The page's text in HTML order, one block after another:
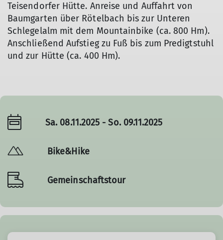
Teisendorfer Hütte. Anreise und Auffahrt von
Baumgarten über Rötelbach bis zur Unteren
Schlegelalm mit dem Mountainbike (ca. 800 Hm).
Anschließend Aufstieg zu Fuß bis zum Predigtstuhl
und zur Hütte (ca. 400 Hm).
Sa. 08.11.2025 - So. 09.11.2025
Bike&Hike
Gemeinschaftstour